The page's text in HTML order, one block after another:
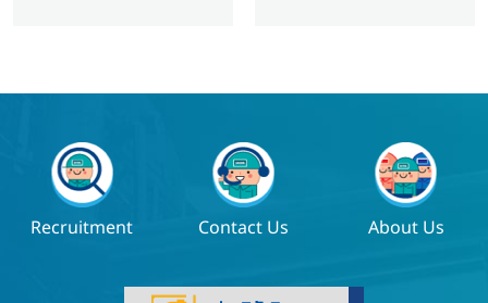
Recruitment Contact Us About Us